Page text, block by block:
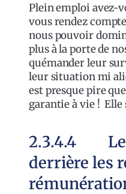
Plein emploi avez-
vous rendez
nous pouvoir
plus à la porte de
quémander leur
leur situation mi
est presque pire
garantie à vie !
2.3.4.4
derrière les